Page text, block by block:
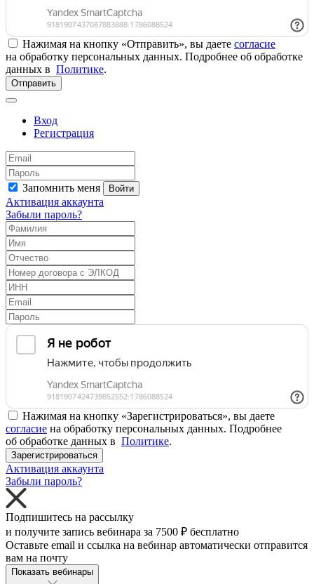
Нажимая на кнопку «Отправить», вы даете согласие
на обработку персональных данных. Подробнее об обработке
данных в Политике.
Отправить
Вход
Регистрация
Запомнить меня Войти
Активация аккаунта
Забыли пароль?
Нажимая на кнопку «Зарегистрироваться», вы даете
согласие на обработку персональных данных. Подробнее
об обработке данных в Политике.
Зарегистрироваться
Активация аккаунта
Забыли пароль?
Подпишитесь на рассылку
и получите запись вебинара за 7500 ₽ бесплатно
Оставьте email и ссылка на вебинар автоматически отправится
вам на почту
Показать вебинары